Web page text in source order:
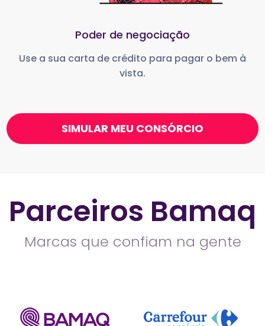
Poder de negociação
Use a sua carta de crédito para pagar o bem à
vista.
SIMULAR MEU CONSÓRCIO
Parceiros Bamaq
Marcas que confiam na gente